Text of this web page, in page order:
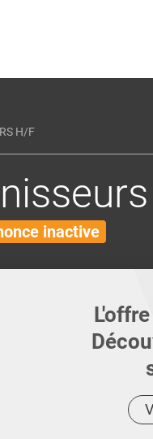
H/F
inactive